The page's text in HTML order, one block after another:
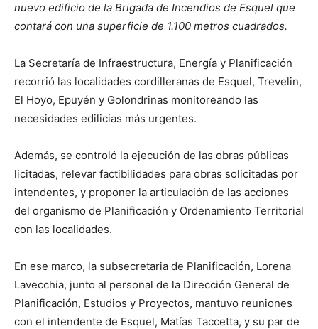
nuevo edificio de la Brigada de Incendios de Esquel que
contará con una superficie de 1.100 metros cuadrados.
La Secretaría de Infraestructura, Energía y Planificación
recorrió las localidades cordilleranas de Esquel, Trevelin,
El Hoyo, Epuyén y Golondrinas monitoreando las
necesidades edilicias más urgentes.
Además, se controló la ejecución de las obras públicas
licitadas, relevar factibilidades para obras solicitadas por
intendentes, y proponer la articulación de las acciones
del organismo de Planificación y Ordenamiento Territorial
con las localidades.
En ese marco, la subsecretaria de Planificación, Lorena
Lavecchia, junto al personal de la Dirección General de
Planificación, Estudios y Proyectos, mantuvo reuniones
con el intendente de Esquel, Matías Taccetta, y su par de